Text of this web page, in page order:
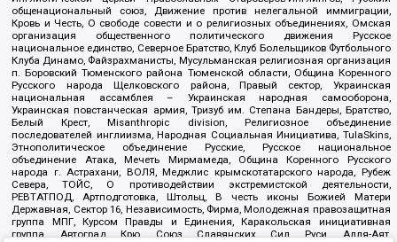
общенациональный союз, Движение против нелегальной иммиграции,
Кровь и Честь, О свободе совести и о религиозных объединениях, Омская
организация общественного политического движения Русское
национальное единство, Северное Братство, Клуб Болельщиков Футбольного
Клуба Динамо, Файзрахманисты, Мусульманская религиозная организация
п. Боровский Тюменского района Тюменской области, Община Коренного
Русского народа Щелковского района, Правый сектор, Украинская
национальная ассамблея – Украинская народная самооборона,
Украинская повстанческая армия, Тризуб им. Степана Бандеры, Братство,
Белый Крест, Misanthropic division, Религиозное объединение
последователей инглиизма, Народная Социальная Инициатива, TulaSkins,
Этнополитическое объединение Русские, Русское национальное
объединение Атака, Мечеть Мирмамеда, Община Коренного Русского
народа г. Астрахани, ВОЛЯ, Меджлис крымскотатарского народа, Рубеж
Севера, ТОЙС, О противодействии экстремистской деятельности,
РЕВТАТПОД, Артподготовка, Штольц, В честь иконы Божией Матери
Державная, Сектор 16, Независимость, Фирма, Молодежная правозащитная
группа МПГ, Курсом Правды и Единения, Каракольская инициативная
группа, Автоград Крю, Союз Славянских Сил Руси, Алля-Аят,